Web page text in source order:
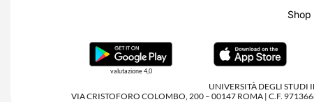
Shop
valutazione 4,0
UNIVERSITÀ DEGLI
VIA CRISTOFORO COLOMBO, 200 – 00147 ROMA | C.F.